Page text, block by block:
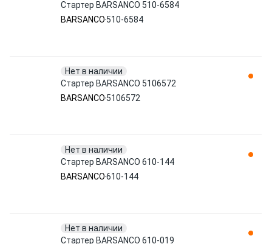
Стартер BARSANCO 510-6584
BARSANCO 510-6584
Нет в наличии
Стартер BARSANCO 5106572
BARSANCO 5106572
Нет в наличии
Стартер BARSANCO 610-144
BARSANCO610-144
Нет в наличии
Стартер BARSANCO 610-019